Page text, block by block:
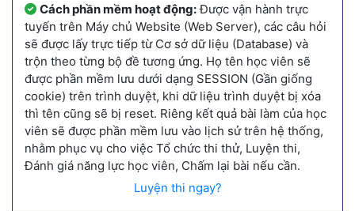
Cách phần mềm hoạt động:Được vận hành trực
tuyến trên Máy chủ Website (Web Server), các câu hỏi
sẽ được lấy trực tiếp từ Cơ sở dữ liệu (Database) và
trộn theo từng bộ đề tương ứng. Họ tên học viên sẽ
được phần mềm lưu dưới dạng SESSION (Gần giống
cookie) trên trình duyệt, khi dữ liệu trình duyệt bị xóa
thì tên cũng sẽ bị reset. Riêng kết quả bài làm của học
viên sẽ được phần mềm lưu vào lịch sử trên hệ thống,
nhằm phục vụ cho việc Tổ chức thi thử, Luyện thi,
Đánh giá năng lực học viên, Chấm lại bài nếu cần.
Luyện thi ngay?